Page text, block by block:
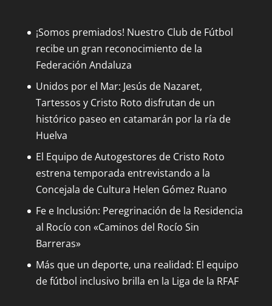
¡Somos premiados! Nuestro Club de Fútbol
recibe un gran reconocimiento de la
Federación Andaluza
Unidos por el Mar: Jesús de Nazaret,
Tartessos y Cristo Roto disfrutan de un
histórico paseo en catamarán por la ría de
Huelva
El Equipo de Autogestores de Cristo Roto
estrena temporada entrevistando a la
Concejala de Cultura Helen Gómez Ruano
Fe e Inclusión: Peregrinación de la Residencia
al Rocío con «Caminos del Rocío Sin
Barreras»
Más que un deporte, una realidad: El equipo
de fútbol inclusivo brilla en la Liga de la RFAF